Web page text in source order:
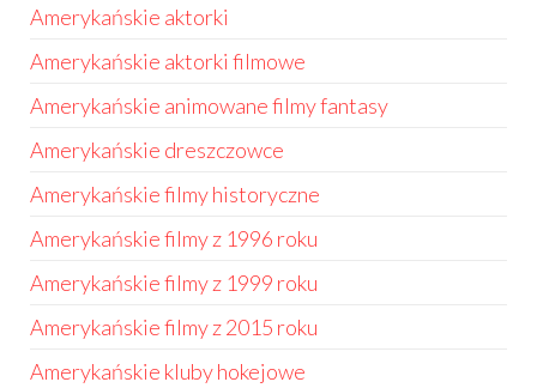
Amerykańskie aktorki
Amerykańskie aktorki filmowe
Amerykańskie animowane filmy fantasy
Amerykańskie dreszczowce
Amerykańskie filmy historyczne
Amerykańskie filmy z 1996 roku
Amerykańskie filmy z 1999 roku
Amerykańskie filmy z 2015 roku
Amerykańskie kluby hokejowe